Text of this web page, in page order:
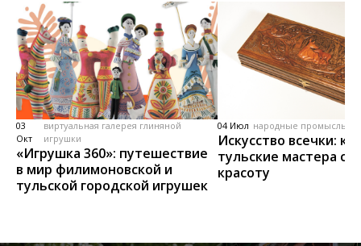
03
Окт
виртуальная галерея глиняной
игрушки
«Игрушка 360»: путешествие
в мир филимоновской и
тульской городской игрушек
04 Июл народные промыслы,
Искусство всечки: как
тульские мастера
красоту